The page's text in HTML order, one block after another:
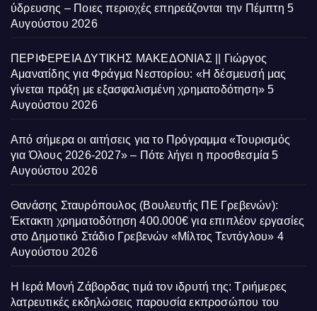
ύδρευσης – Ποιες περιοχές επηρεάζονται την Πέμπτη 5
Αυγούστου 2026
ΠΕΡΙΦΕΡΕΙΑ ΔΥΤΙΚΗΣ ΜΑΚΕΔΟΝΙΑΣ || Γιώργος
Αμανατίδης για Φράγμα Νεστορίου: «Η δέσμευσή μας
γίνεται πράξη με εξασφαλισμένη χρηματοδότηση» 5
Αυγούστου 2026
Από σήμερα οι αιτήσεις για το Πρόγραμμα «Τουρισμός
για Όλους 2026-2027» – Πότε λήγει η προσθεσμία 5
Αυγούστου 2026
Θανάσης Σταυρόπουλος (Βουλευτής ΠΕ Γρεβενών):
Έκτακτη χρηματοδότηση 400.000€ για επιπλέον εργασίες
στο Δημοτικό Στάδιο Γρεβενών «Μίλτος Τεντόγλου» 4
Αυγούστου 2026
Η Ιερά Μονή Ζάβορδας τιμά τον ιδρυτή της: Τριήμερες
λατρευτικές εκδηλώσεις παρουσία εκπροσώπου του